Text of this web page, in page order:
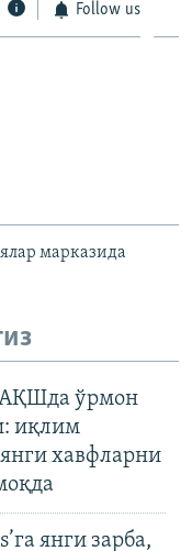
Follow us
марказида
АҚШда ўрмон
иқлим
хавфларни
янги зарба,